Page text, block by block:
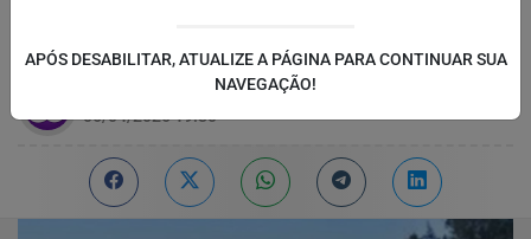
TVGO - Redação
06/04/2026 19:30
APÓS DESABILITAR, ATUALIZE A PÁGINA PARA CONTINUAR SUA
NAVEGAÇÃO!